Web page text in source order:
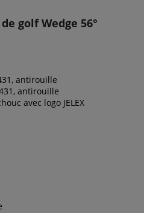
golf Wedge 56°
antirouille
antirouille
avec logo JELEX